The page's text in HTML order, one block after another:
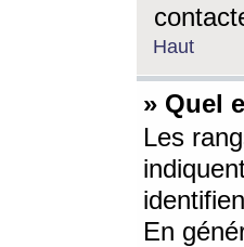
Haut
» Quel
Les
En